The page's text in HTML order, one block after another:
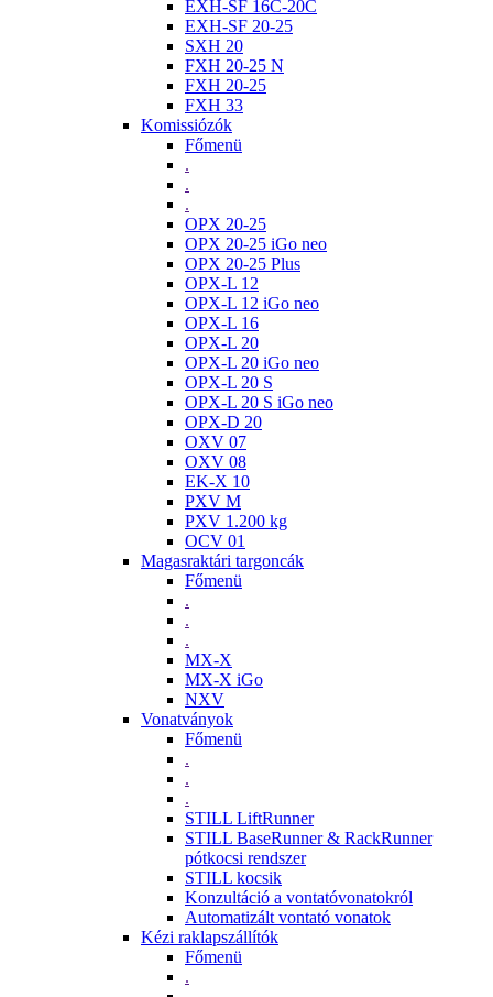
EXH-SF 16C-20C
EXH-SF 20-25
SXH 20
FXH 20-25 N
FXH 20-25
FXH 33
Komissiózók
Főmenü
.
.
.
OPX 20-25
OPX 20-25 iGo neo
OPX 20-25 Plus
OPX-L 12
OPX-L 12 iGo neo
OPX-L 16
OPX-L 20
OPX-L 20 iGo neo
OPX-L 20 S
OPX-L 20 S iGo neo
OPX-D 20
OXV 07
OXV 08
EK-X 10
PXV M
PXV 1.200 kg
OCV 01
Magasraktári targoncák
Főmenü
.
.
.
MX-X
MX-X iGo
NXV
Vonatványok
Főmenü
.
.
.
STILL LiftRunner
STILL BaseRunner & RackRunner
pótkocsi rendszer
STILL kocsik
Konzultáció a vontatóvonatokról
Automatizált vontató vonatok
Kézi raklapszállítók
Főmenü
.